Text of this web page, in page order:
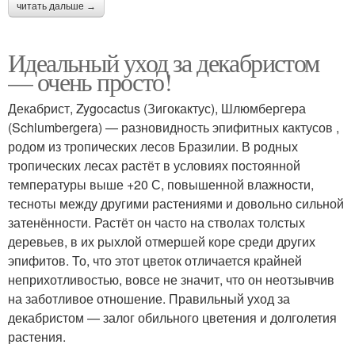
читать дальше →
Идеальный уход за декабристом
— очень просто!
Декабрист, Zygocactus (Зигокактус), Шлюмбергера
(Schlumbergera) — разновидность эпифитных кактусов ,
родом из тропических лесов Бразилии. В родных
тропических лесах растёт в условиях постоянной
температуры выше +20 С, повышенной влажности,
тесноты между другими растениями и довольно сильной
затенённости. Растёт он часто на стволах толстых
деревьев, в их рыхлой отмершей коре среди других
эпифитов. То, что этот цветок отличается крайней
неприхотливостью, вовсе не значит, что он неотзывчив
на заботливое отношение. Правильный уход за
декабристом — залог обильного цветения и долголетия
растения.